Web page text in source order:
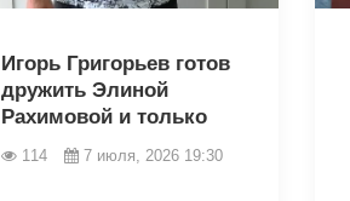
Игорь Григорьев готов
дружить Элиной
Рахимовой и только
114 7 июля, 2026 19:30